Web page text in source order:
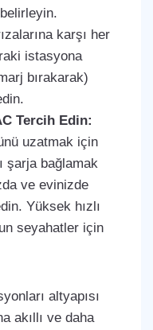
karşı her
istasyona
bırakarak)
Tercih Edin:
uzatmak için
şarja bağlamak
ve evinizde
Yüksek hızlı
seyahatler için
altyapısı
akıllı ve daha